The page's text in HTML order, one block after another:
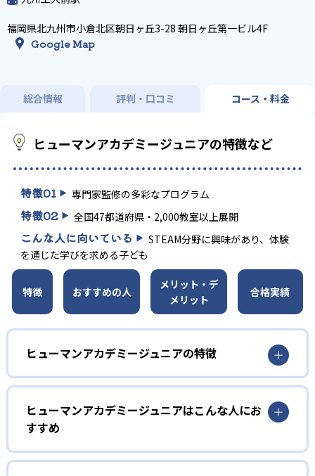
福岡県北九州市小倉北区朝日ヶ丘3-28 朝日ヶ丘第一ビル4F
Google Map
総合情報 評判・口コミ コース・料金
ヒューマンアカデミージュニアの特徴など
特徴01 専門家監修の多彩なプログラム
特徴02 全国47都道府県・2,000教室以上展開
こんな人に向いている
STEAM分野に興味があり、体験
を通じた学びを求める子ども
特徴 おすすめの人
メリット・デ
メリット
合格実績
ヒューマンアカデミージュニアの特徴
1
多彩なコースラインナップ
ヒューマンアカデミージュニアでは、ロボット教室、ロボ
ティクスプロフェッサーコース、こどもプログラミング教
室、科学教室、さんすう数学教室の5つのコースを展開。
STEAM教育の考え方を取り入れ、子どもの「好き」を養
ヒューマンアカデミージュニアはこんな人にお
すすめ
幼児